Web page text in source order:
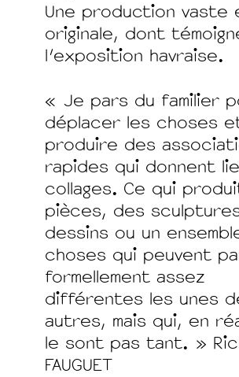
Une production vaste
originale, dont
l’exposition havraise.
« Je pars du familier
déplacer les choses
produire des
rapides qui donnent
collages. Ce qui
pièces, des
dessins ou un
choses qui peuvent
formellement assez
différentes les unes
autres, mais qui, en
le sont pas tant. »
FAUGUET